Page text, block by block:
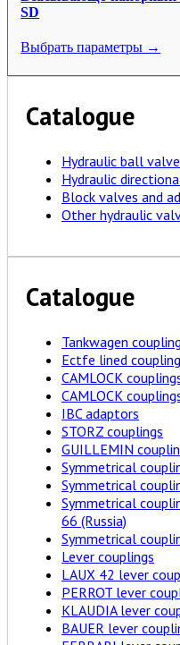
SD
Выбрать параметры →
Catalogue
Hydraulic ball
Hydraulic
Block valves and
Other hydraulic
Catalogue
Tankwagen
Ectfe lined
CAMLOCK
CAMLOCK
IBC adaptors
STORZ couplings
GUILLEMIN
Symmetrical
Symmetrical
Symmetrical
66 (Russia)
Symmetrical
Lever couplings
LAUX 42 lever
PERROT lever
KLAUDIA lever
BAUER lever